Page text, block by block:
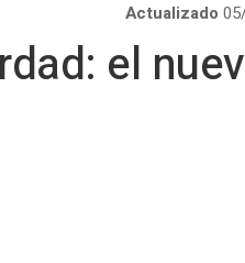
Actualizado
el